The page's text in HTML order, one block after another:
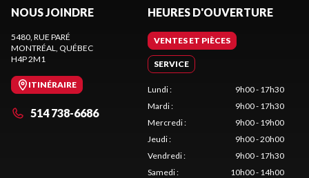
NOUS JOINDRE
5480, RUE PARÉ
MONTRÉAL
, QUÉBEC
H4P 2M1
ITINÉRAIRE
514 738-6686
HEURES D'OUVERTURE
VENTES ET PIÈCES
SERVICE
Lundi:
9h00 - 17h30
Mardi:
9h00 - 17h30
Mercredi:
9h00 - 19h00
Jeudi:
9h00 - 20h00
Vendredi:
9h00 - 17h30
Samedi:
10h00 - 14h00